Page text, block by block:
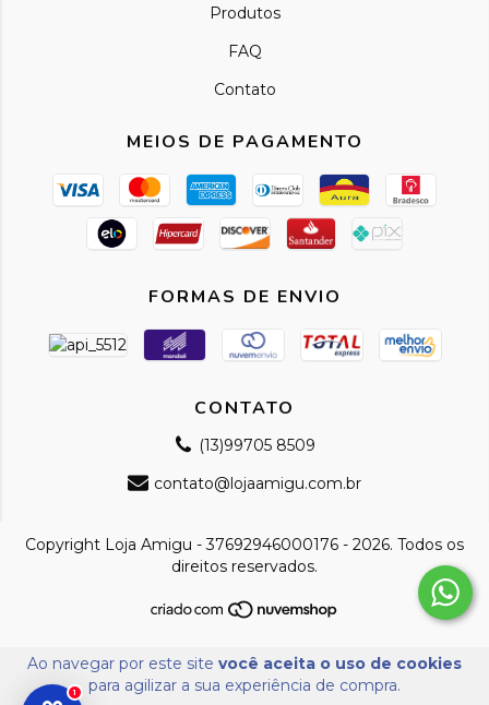
Ao navegar por este site você aceita o uso de cookies
para agilizar a sua experiência de compra.
Produtos
FAQ
Contato
MEIOS DE PAGAMENTO
FORMAS DE ENVIO
CONTATO
(13)99705 8509
contato@lojaamigu.com.br
Copyright Loja Amigu - 37692946000176 - 2026. Todos os
direitos reservados.
1